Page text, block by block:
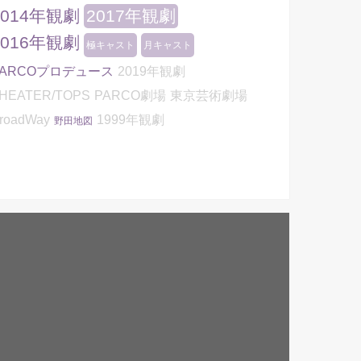
年観劇 2017年観劇
年観劇
極キャスト 月キャスト
プロデュース 2019年観劇
TOPS PARCO劇場 東京芸術劇場
野田地図 1999年観劇